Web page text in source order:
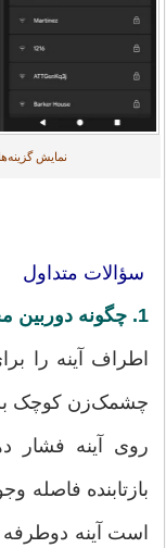
نمایش
سؤالات متداول
1. چگونه دوربین مخفی در آینه را تشخیص دهیم؟
اطراف آینه را
چشمک‌زن کوچک
روی آینه فشار
بازتابنده فاصله
است آینه دوطرفه